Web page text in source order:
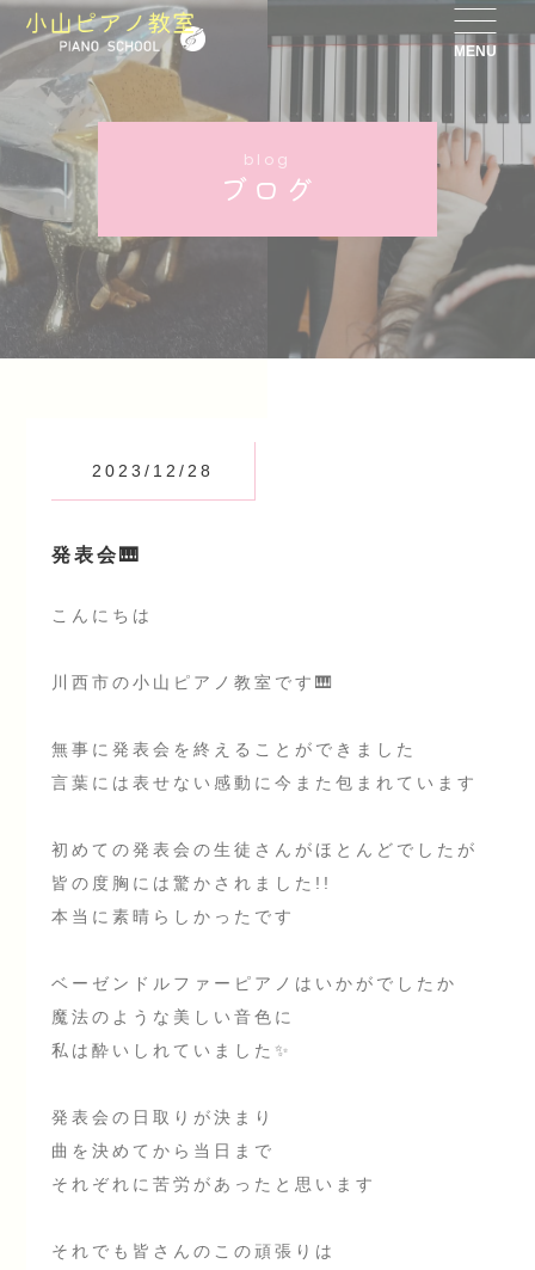
MENU
blog
ブログ
2023/12/28
発表会🎹
こんにちは
川西市の小山ピアノ教室です🎹
無事に発表会を終えることができました
言葉には表せない感動に今また包まれています
初めての発表会の生徒さんがほとんどでしたが
皆の度胸には驚かされました!!
本当に素晴らしかったです
ベーゼンドルファーピアノはいかがでしたか
魔法のような美しい音色に
私は酔いしれていました✨
発表会の日取りが決まり
曲を決めてから当日まで
それぞれに苦労があったと思います
それでも皆さんのこの頑張りは